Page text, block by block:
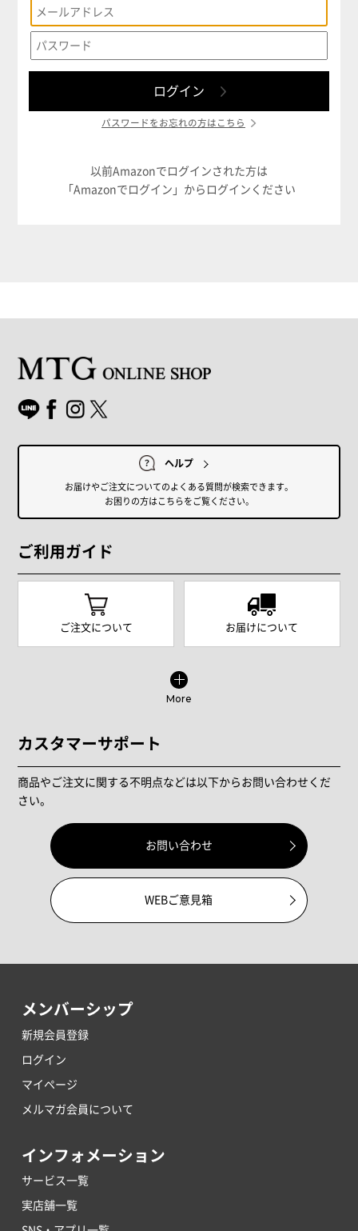
パスワードをお忘れの方はこちら
以前Amazonでログインされた方は
「Amazonでログイン」からログインください
ヘルプ
お届けやご注文についてのよくある質問が検索できます。
お困りの方はこちらをご覧ください。
ご利用ガイド
ご注文について お届けについて
More
カスタマーサポート
商品やご注文に関する不明点などは以下からお問い合わせくだ
さい。
お問い合わせ
WEBご意見箱
メンバーシップ
新規会員登録
ログイン
マイページ
メルマガ会員について
インフォメーション
サービス一覧
実店舗一覧